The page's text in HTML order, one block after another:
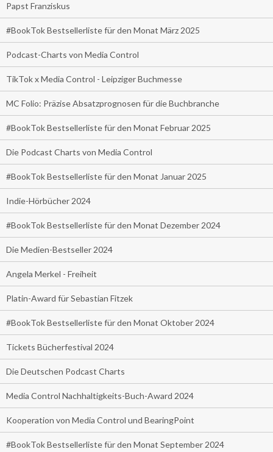
Papst Franziskus
#BookTok Bestsellerliste für den Monat März 2025
Podcast-Charts von Media Control
TikTok x Media Control - Leipziger Buchmesse
MC Folio: Präzise Absatzprognosen für die Buchbranche
#BookTok Bestsellerliste für den Monat Februar 2025
Die Podcast Charts von Media Control
#BookTok Bestsellerliste für den Monat Januar 2025
Indie-Hörbücher 2024
#BookTok Bestsellerliste für den Monat Dezember 2024
Die Medien-Bestseller 2024
Angela Merkel - Freiheit
Platin-Award für Sebastian Fitzek
#BookTok Bestsellerliste für den Monat Oktober 2024
Tickets Bücherfestival 2024
Die Deutschen Podcast Charts
Media Control Nachhaltigkeits-Buch-Award 2024
Kooperation von Media Control und BearingPoint
#BookTok Bestsellerliste für den Monat September 2024